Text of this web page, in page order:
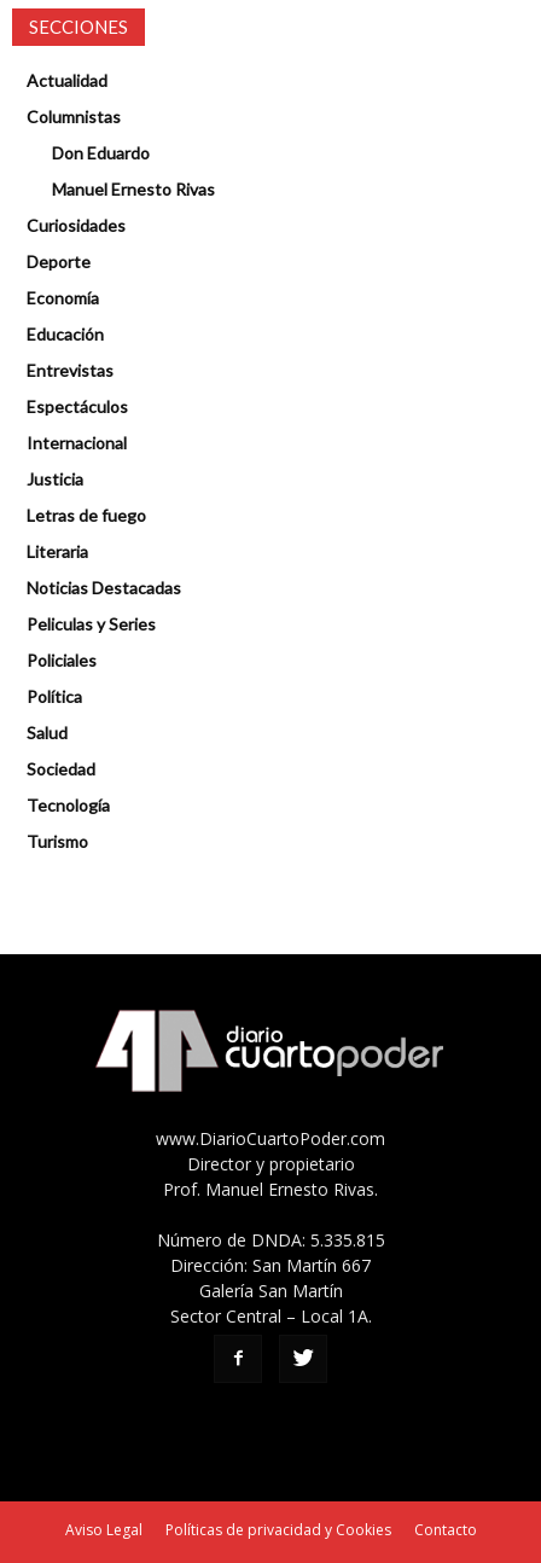
SECCIONES
Actualidad
Columnistas
Don Eduardo
Manuel Ernesto Rivas
Curiosidades
Deporte
Economía
Educación
Entrevistas
Espectáculos
Internacional
Justicia
Letras de fuego
Literaria
Noticias Destacadas
Peliculas y Series
Policiales
Política
Salud
Sociedad
Tecnología
Turismo
www.DiarioCuartoPoder.com
Director y propietario
Prof. Manuel Ernesto Rivas.
Número de DNDA: 5.335.815
Dirección: San Martín 667
Galería San Martín
Sector Central – Local 1A.
Aviso Legal Políticas de privacidad y Cookies Contacto